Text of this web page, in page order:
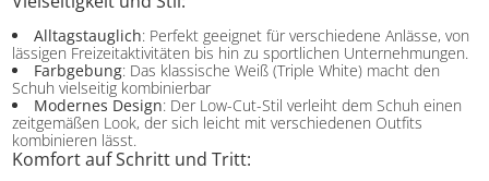
Alltagstauglich: Perfekt geeignet für verschiedene Anlässe, von
lässigen Freizeitaktivitäten bis hin zu sportlichen Unternehmungen.
Farbgebung: Das klassische Weiß (Triple White) macht den
Schuh vielseitig kombinierbar
Modernes Design: Der Low-Cut-Stil verleiht dem Schuh einen
zeitgemäßen Look, der sich leicht mit verschiedenen Outfits
kombinieren lässt.
Komfort auf Schritt und Tritt: